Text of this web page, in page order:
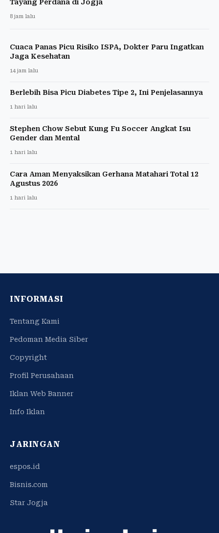
Tayang Perdana di Jogja
8 jam lalu
Cuaca Panas Picu Risiko ISPA, Dokter Paru Ingatkan
Jaga Kesehatan
14 jam lalu
Berlebih Bisa Picu Diabetes Tipe 2, Ini Penjelasannya
1 hari lalu
Stephen Chow Sebut Kung Fu Soccer Angkat Isu
Gender dan Mental
1 hari lalu
Cara Aman Menyaksikan Gerhana Matahari Total 12
Agustus 2026
1 hari lalu
INFORMASI
Tentang Kami
Pedoman Media Siber
Copyright
Profil Perusahaan
Iklan Web Banner
Info Iklan
JARINGAN
espos.id
Bisnis.com
Star Jogja